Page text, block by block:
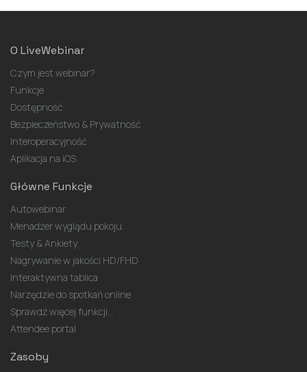
O LiveWebinar
Czym jest webinar?
Funkcje
Dostępność
Bezpieczeństwo & Prywatność
Interoperacyjność
Aplikacja na iOS
Główne Funkcje
Autowebinar
Menadżer wyglądu pokoju
Testy & Ankiety
Nagrywanie w jakości HD/FHD
Interaktywna tablica
Narzędzie do spotkań online
Sprawdź więcej funkcji...
Attendee portal
Zasoby